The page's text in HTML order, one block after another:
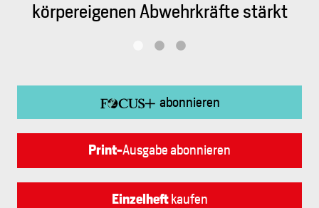
Abwehrkräfte stärkt
Sicherung
abonnieren
Print-Ausgabe abonnieren
Einzelheftkaufen